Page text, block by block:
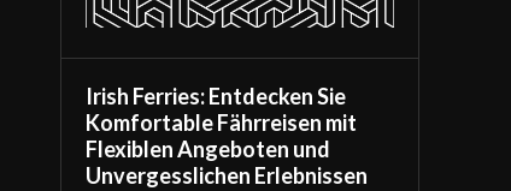
Irish Ferries: Entdecken Sie
Komfortable Fährreisen mit
Flexiblen Angeboten und
Unvergesslichen Erlebnissen